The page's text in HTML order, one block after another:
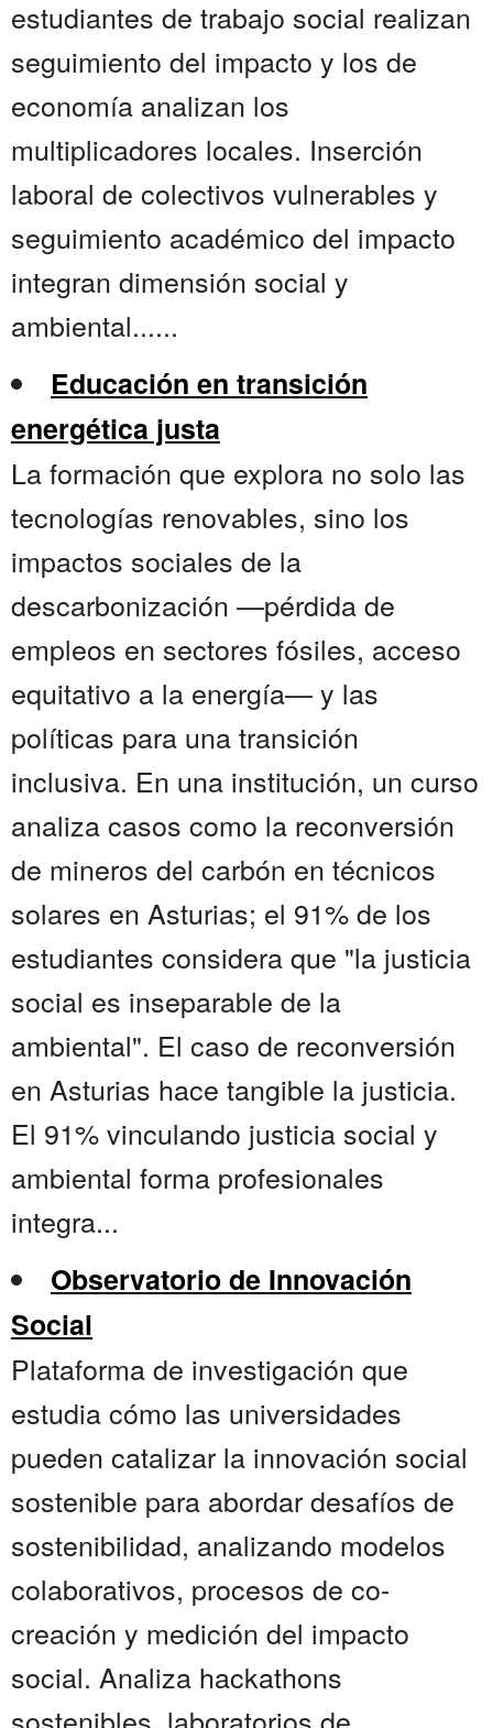
estudiantes de trabajo social realizan
seguimiento del impacto y los de
economía analizan los
multiplicadores locales. Inserción
laboral de colectivos vulnerables y
seguimiento académico del impacto
integran dimensión social y
ambiental......
Educación en transición
energética justa
La formación que explora no solo las
tecnologías renovables, sino los
impactos sociales de la
descarbonización —pérdida de
empleos en sectores fósiles, acceso
equitativo a la energía— y las
políticas para una transición
inclusiva. En una institución, un curso
analiza casos como la reconversión
de mineros del carbón en técnicos
solares en Asturias; el 91% de los
estudiantes considera que "la justicia
social es inseparable de la
ambiental". El caso de reconversión
en Asturias hace tangible la justicia.
El 91% vinculando justicia social y
ambiental forma profesionales
integra...
Observatorio de Innovación
Social
Plataforma de investigación que
estudia cómo las universidades
pueden catalizar la innovación social
sostenible para abordar desafíos de
sostenibilidad, analizando modelos
colaborativos, procesos de co-
creación y medición del impacto
social. Analiza hackathons